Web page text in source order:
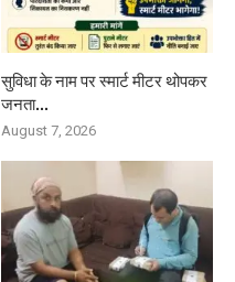
सुविधा के नाम पर स्मार्ट मीटर थोपकर
जनता...
August 7, 2026